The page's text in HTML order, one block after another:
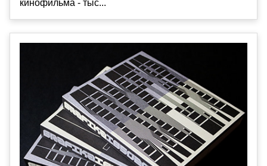
кинофильма - тыс...